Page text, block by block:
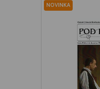
NOVINKA